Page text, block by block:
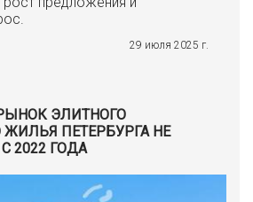
29 июля 2025 г.
ЭЛИТНОГО
ЖИЛЬЯ ПЕТЕРБУРГА НЕ
2022 ГОДА